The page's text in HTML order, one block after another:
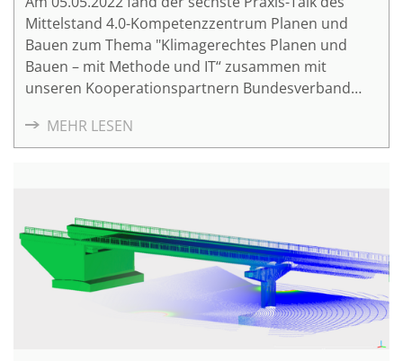
Mittelstand 4.0-Kompetenzzentrum Planen und
Bauen zum Thema "Klimagerechtes Planen und
Bauen – mit Methode und IT“ zusammen mit
unseren Kooperationspartnern Bundesverband
Baumeister e.V. (BDB) statt.
MEHR LESEN